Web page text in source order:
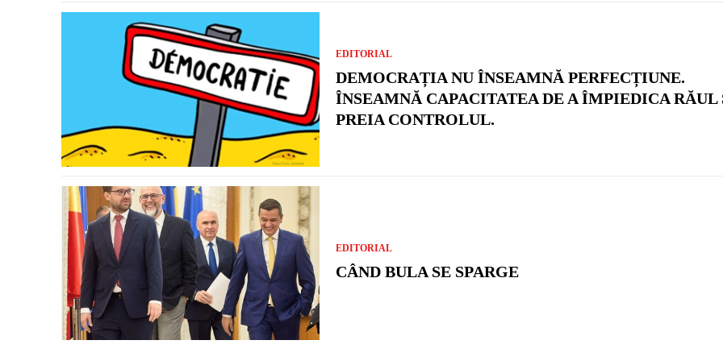
EDITORIAL
DEMOCRAȚIA NU ÎNSEAMNĂ PERFECȚIUNE.
ÎNSEAMNĂ CAPACITATEA DE A ÎMPIEDICA RĂUL
PREIA CONTROLUL.
EDITORIAL
CÂND BULA SE SPARGE